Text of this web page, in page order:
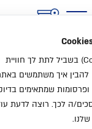
כריות
אנחנו משתמשים בעוגיות (Cookies) בשביל לתת לך חוויית
להבין איך משתמשים
שמתאימים
ה לכך. רוצה לדעת